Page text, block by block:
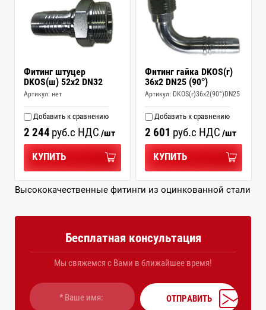
Фитинг штуцер
DKOS(ш) 52x2 DN32
Артикул: нет
Добавить к сравнению
2 244 руб.с НДС /шт
КУПИТЬ
Фитинг гайка DKOS(г)
36x2 DN25 (90°)
Артикул: DKOS(г)36x2(90°)DN25
Добавить к сравнению
2 601 руб.с НДС /шт
КУПИТЬ
Высококачественные фитинги из оцинкованной стали
Бесплатная консультация
Мы свяжемся с Вами в ближайшее время!
ОТПРАВИТЬ